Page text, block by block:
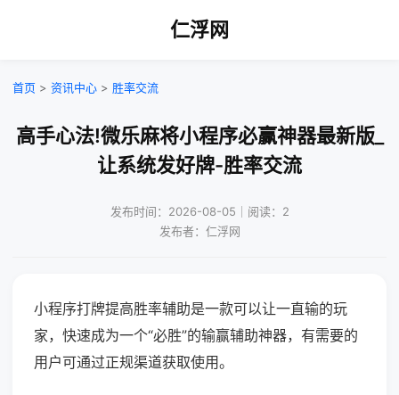
仁浮网
首页 > 资讯中心 > 胜率交流
高手心法!微乐麻将小程序必赢神器最新版_
让系统发好牌-胜率交流
发布时间：2026-08-05｜阅读：2
发布者：仁浮网
小程序打牌提高胜率辅助是一款可以让一直输的玩
家，快速成为一个“必胜”的输赢辅助神器，有需要的
用户可通过正规渠道获取使用。